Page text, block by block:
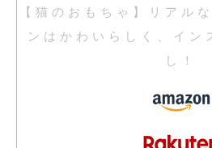
【猫のおもちゃ】リアル
ンはかわいらしく、イン
し！